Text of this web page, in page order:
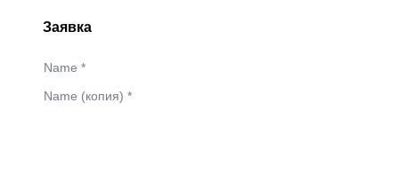
Заявка
Name *
Name (копия) *